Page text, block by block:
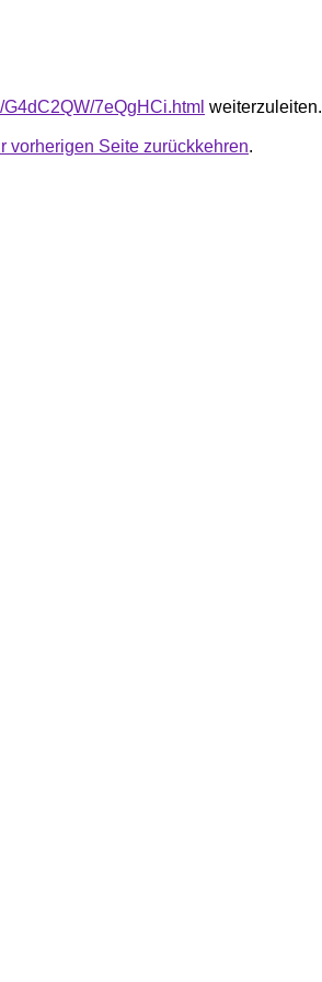
G4dC2QW/7eQgHCi.html weiterzuleiten.
vorherigen Seite zurückkehren.